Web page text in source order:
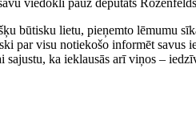
būtisku lietu, pieņemto lēmumu
par visu notiekošo informēt
ka ieklausās arī viņos –